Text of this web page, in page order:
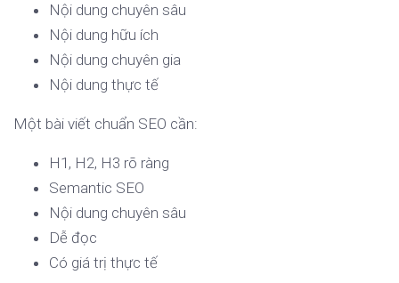
Nội dung chuyên sâu
Nội dung hữu ích
Nội dung chuyên gia
Nội dung thực tế
Một bài viết chuẩn SEO cần:
H1, H2, H3 rõ ràng
Semantic SEO
Nội dung chuyên sâu
Dễ đọc
Có giá trị thực tế